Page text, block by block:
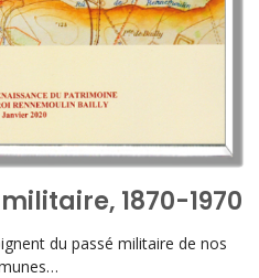
1870-1970
du passé militaire de nos